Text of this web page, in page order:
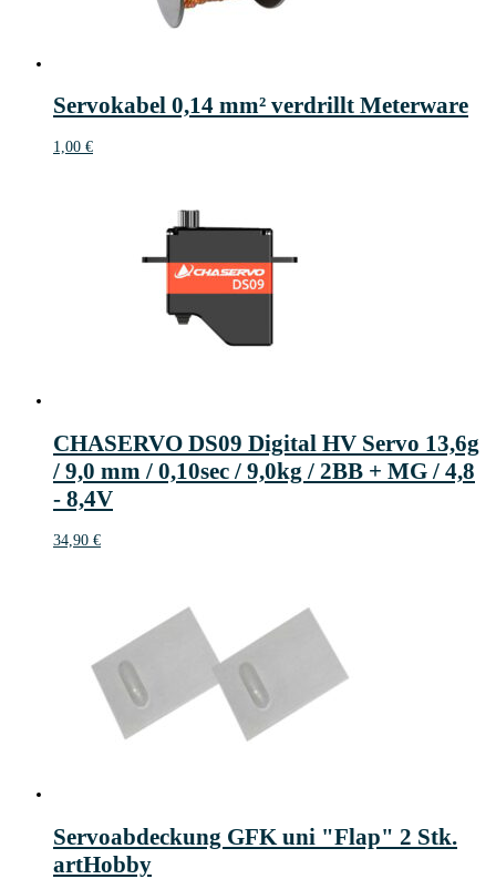
Servokabel 0,14 mm² verdrillt Meterware
1,00 €
CHASERVO DS09 Digital HV Servo 13,6g
/ 9,0 mm / 0,10sec / 9,0kg / 2BB + MG / 4,8
- 8,4V
34,90 €
Servoabdeckung GFK uni "Flap" 2 Stk.
artHobby